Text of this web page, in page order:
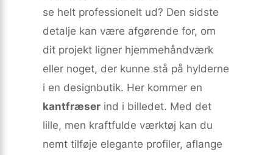
se helt professionelt ud? Den sidste
detalje kan være afgørende for, om
dit projekt ligner hjemme­håndværk
eller noget, der kunne stå på hylderne
i en designbutik. Her kommer en
kantfræser ind i billedet. Med det
lille, men kraftfulde værktøj kan du
nemt tilføje elegante profiler, aflange